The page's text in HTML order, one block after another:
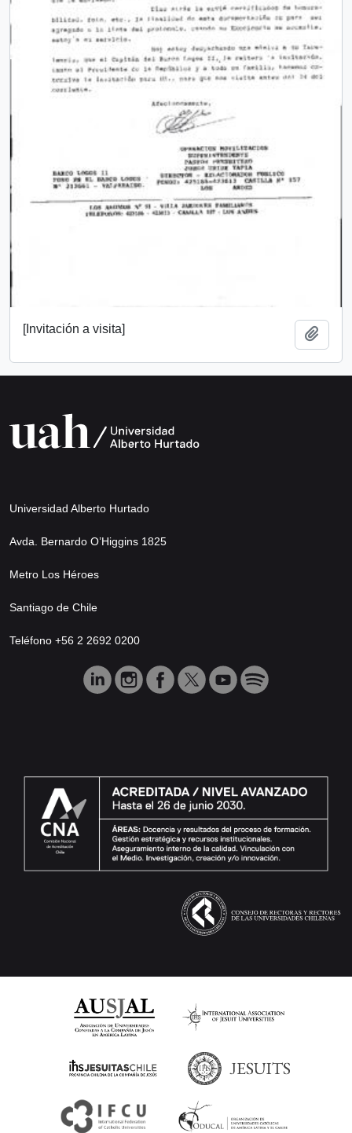
[Invitación a visita]
Universidad Alberto Hurtado
Avda. Bernardo O’Higgins 1825
Metro Los Héroes
Santiago de Chile
Teléfono +56 2 2692 0200